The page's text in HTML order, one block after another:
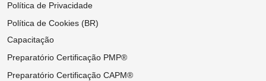
Política de Privacidade
Política de Cookies (BR)
Capacitação
Preparatório Certificação PMP®
Preparatório Certificação CAPM®